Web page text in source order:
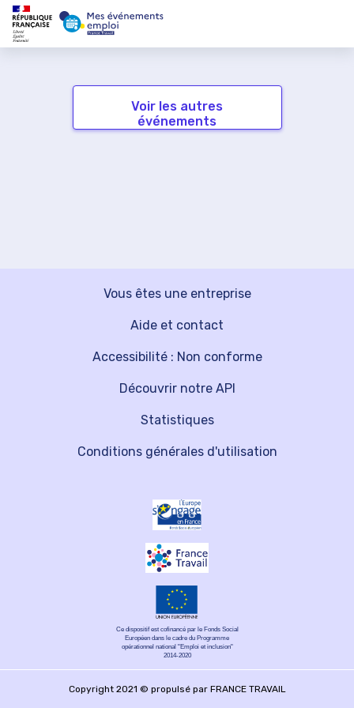
Voir les autres
événements
Vous êtes une entreprise
Découvrir notre API
Aide et contact
Statistiques
Accessibilité : Non conforme
Conditions générales d'utilisation
Ce dispositif est cofinancé par le Fonds Social
Européen dans le cadre du Programme
opérationnel national "Emploi et inclusion"
2014-2020
Copyright 2021 © propulsé par FRANCE TRAVAIL